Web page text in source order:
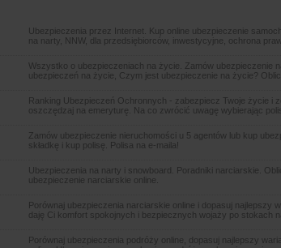
Ubezpieczenia przez Internet. Kup online ubezpieczenie
na narty, NNW, dla przedsiębiorców, inwestycyjne, ochrona
Wszystko o ubezpieczeniach na życie. Zamów ubezpieczenie
ubezpieczeń na życie, Czym jest ubezpieczenie na życie?
Ranking Ubezpieczeń Ochronnych - zabezpiecz Twoje życie i
oszczędzaj na emeryturę. Na co zwrócić uwagę wybierając
Zamów ubezpieczenie nieruchomości u 5 agentów lub kup
składkę i kup polisę. Polisa na e-maila!
Ubezpieczenia na narty i snowboard. Poradniki narciarskie.
ubezpieczenie narciarskie online.
Porównaj ubezpieczenia narciarskie online i dopasuj najlepszy
daję Ci komfort spokojnych i bezpiecznych wojaży po stokach
Porównaj ubezpieczenia podróży online, dopasuj najlepszy